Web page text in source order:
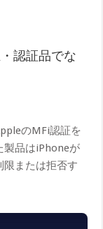
認証品でな
のMFi認証を
製品はiPhoneが
限または拒否す